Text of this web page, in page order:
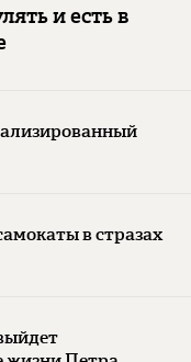
и есть в
в стразах